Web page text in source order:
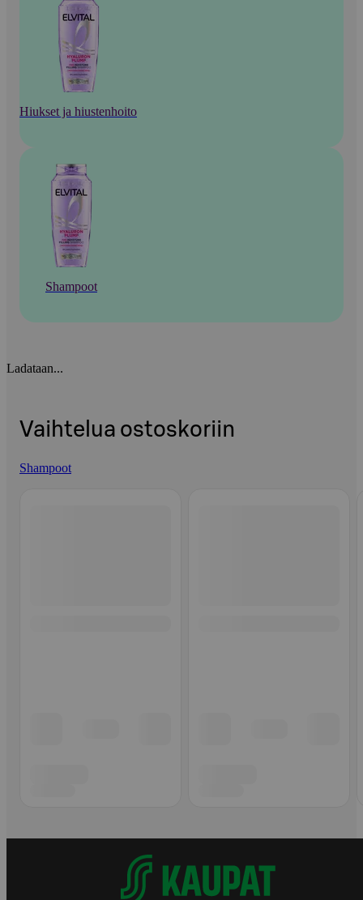
Hiukset ja hiustenhoito
Shampoot
Ladataan...
Vaihtelua ostoskoriin
Shampoot